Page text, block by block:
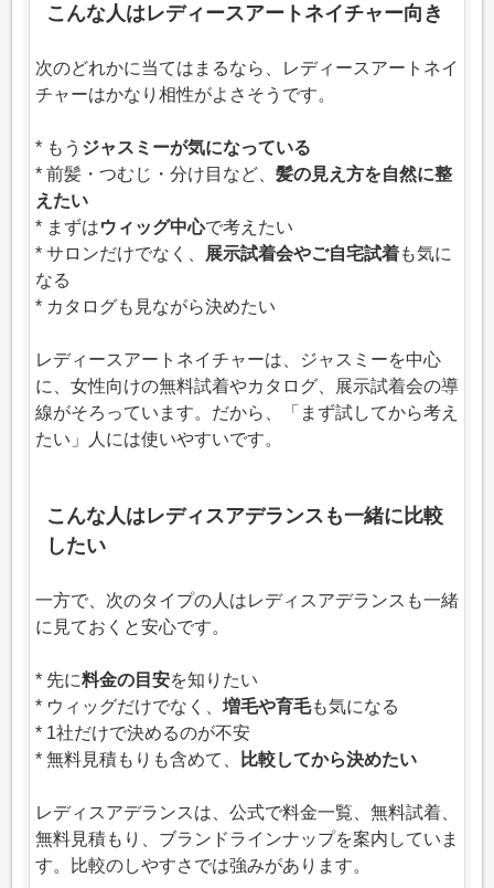
こんな人はレディースアートネイチャー向き
次のどれかに当てはまるなら、レディースアートネイ
チャーはかなり相性がよさそうです。
* もう ジャスミーが気になっている
* 前髪・つむじ・分け目など、 髪の見え方を自然に整
えたい
* まずはウィッグ中心で考えたい
* サロンだけでなく、
展示試着会やご自宅試着も気に
なる
* カタログも見ながら決めたい
レディースアートネイチャーは、ジャスミーを中心
に、女性向けの無料試着やカタログ、展示試着会の導
線がそろっています。だから、「まず試してから考え
たい」人には使いやすいです。
こんな人はレディスアデランスも一緒に比較
したい
一方で、次のタイプの人はレディスアデランスも一緒
に見ておくと安心です。
* 先に料金の目安を知りたい
* ウィッグだけでなく、 増毛や育毛も気になる
* 1社だけで決めるのが不安
* 無料見積もりも含めて、
比較してから決めたい
レディスアデランスは、公式で料金一覧、無料試着、
無料見積もり、ブランドラインナップを案内していま
す。比較のしやすさでは強みがあります。